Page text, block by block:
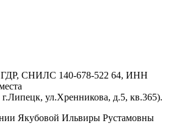
ГДР, СНИЛС 140-678-522 64, ИНН
ул.Хренникова, д.5, кв.365).
Якубовой Ильвиры Рустамовны